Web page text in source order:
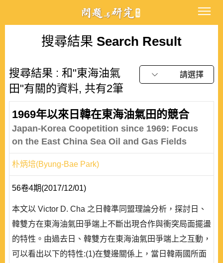
搜尋結果 Search Result
搜尋結果 : 和"東海油氣
田"有關的資料, 共有2筆
請選擇
1969年以來日韓在東海油氣田的競合
Japan-Korea Coopetition since 1969: Focus
on the East China Sea Oil and Gas Fields
朴炳培(Byung-Bae Park)
56卷4期(2017/12/01)
本文以 Victor D. Cha 之日韓準同盟理論分析，探討日、
韓雙方在東海油氣田爭端上不斷出現合作與衝突局面擺盪
的特性。由過去日、韓雙方在東海油氣田爭端上之互動，
可以看出以下的特性:(1)在雙邊關係上，當日韓兩國所面